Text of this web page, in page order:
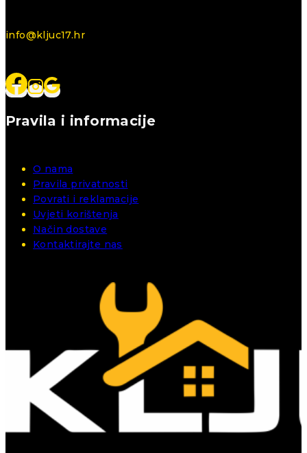
info@kljuc17.hr
Pravila i informacije
O nama
Pravila privatnosti
Povrati i reklamacije
Uvjeti korištenja
Način dostave
Kontaktirajte nas